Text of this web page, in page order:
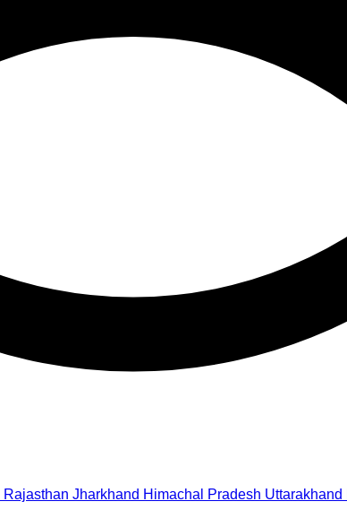
Rajasthan Jharkhand Himachal Pradesh Uttarakhand